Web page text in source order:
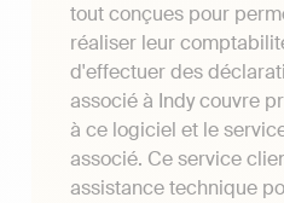
tout conçues pour
réaliser leur
d'effectuer des
associé à Indy couvre
à ce logiciel et le
associé. Ce service
assistance technique